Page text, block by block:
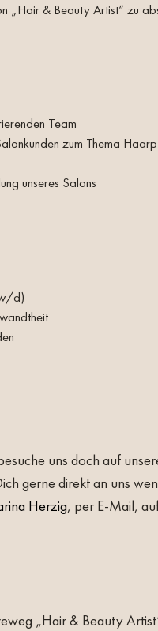
„Hair & Beauty Artist“ zu
Team
zum Thema
unseres Salons
d)
uns doch auf
gerne direkt an uns
Herzig, per E-Mail,
„Hair & Beauty